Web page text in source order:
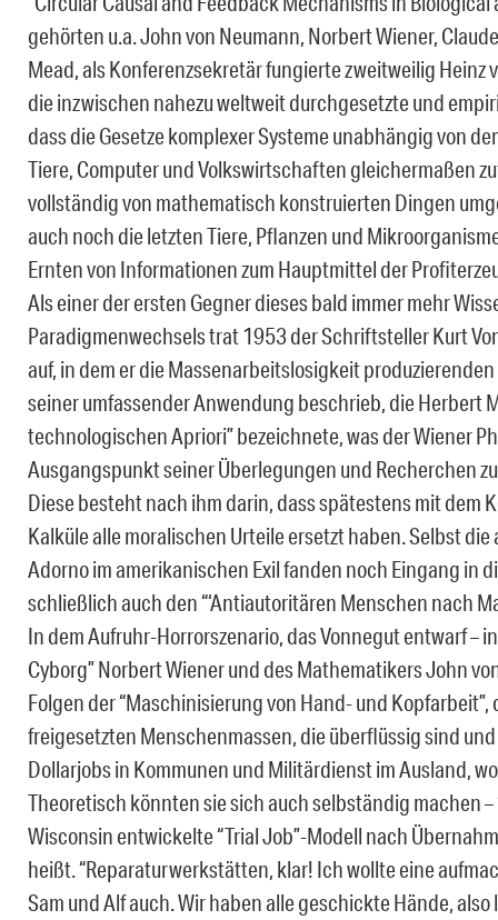
gehörten u.a. John von Neumann, Norbert Wiener,
Mead, als Konferenzsekretär fungierte zweitweilig Heinz
die inzwischen nahezu weltweit durchgesetzte und
dass die Gesetze komplexer Systeme unabhängig von
Tiere, Computer und Volkswirtschaften gleichermaßen
vollständig von mathematisch konstruierten Dingen
auch noch die letzten Tiere, Pflanzen und
Ernten von Informationen zum Hauptmittel der
Als einer der ersten Gegner dieses bald immer mehr
Paradigmenwechsels trat 1953 der Schriftsteller Kurt
auf, in dem er die Massenarbeitslosigkeit
seiner umfassender Anwendung beschrieb, die Herbert
technologischen Apriori” bezeichnete, was der Wiener
Ausgangspunkt seiner Überlegungen und Recherchen
Diese besteht nach ihm darin, dass spätestens mit dem
Kalküle alle moralischen Urteile ersetzt haben. Selbst
Adorno im amerikanischen Exil fanden noch Eingang in
schließlich auch den “‘Antiautoritären Menschen nach
In dem Aufruhr-Horrorszenario, das Vonnegut entwarf –
Cyborg” Norbert Wiener und des Mathematikers John
Folgen der “Maschinisierung von Hand- und
freigesetzten Menschenmassen, die überflüssig sind
Dollarjobs in Kommunen und Militärdienst im Ausland,
Theoretisch könnten sie sich auch selbständig machen
Wisconsin entwickelte “Trial Job”-Modell nach
heißt. “Reparaturwerkstätten, klar! Ich wollte eine
Sam und Alf auch. Wir haben alle geschickte Hände,